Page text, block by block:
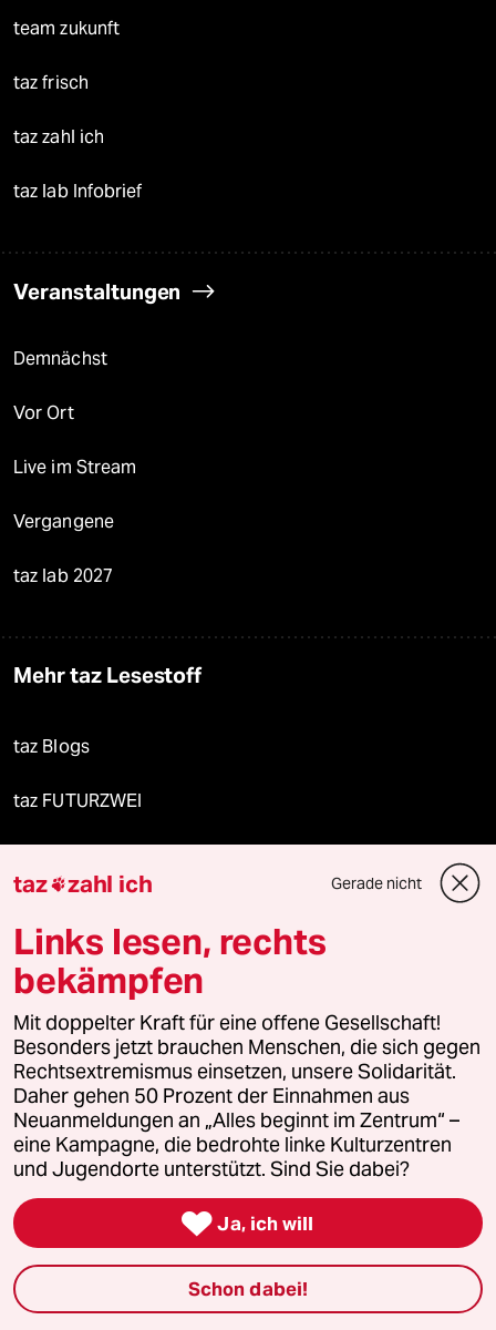
team zukunft
taz frisch
taz zahl ich
taz lab Infobrief
Veranstaltungen
Demnächst
Vor Ort
Live im Stream
Vergangene
taz lab 2027
Mehr taz Lesestoff
taz Blogs
taz FUTURZWEI
Mehr taz Angebote
Reisen
Kantine
Anzeigen
taz zahl ich Gerade nicht
Links lesen, rechts
bekämpfen
Mit doppelter Kraft für eine offene Gesellschaft!
Besonders jetzt brauchen Menschen, die sich gegen
Rechtsextremismus einsetzen, unsere Solidarität.
Daher gehen 50 Prozent der Einnahmen aus
Neuanmeldungen an „Alles beginnt im Zentrum“ –
eine Kampagne, die bedrohte linke Kulturzentren
und Jugendorte unterstützt. Sind Sie dabei?
 Ja, ich will
Schon dabei!